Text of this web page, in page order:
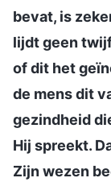
bevat, is
lijdt geen
of dit het
de mens dit
gezindheid
Hij spreekt.
Zijn wezen